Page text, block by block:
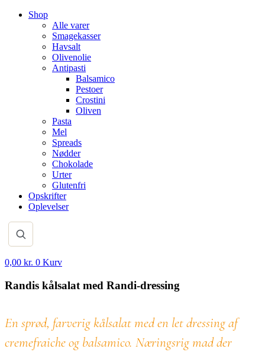
Shop
Alle varer
Smagekasser
Havsalt
Olivenolie
Antipasti
Balsamico
Pestoer
Crostini
Oliven
Pasta
Mel
Spreads
Nødder
Chokolade
Urter
Glutenfri
Opskrifter
Oplevelser
0,00 kr. 0 Kurv
Randis kålsalat med Randi-dressing
En sprød, farverig kålsalat med en let dressing af
cremefraiche og balsamico. Næringsrig mad der